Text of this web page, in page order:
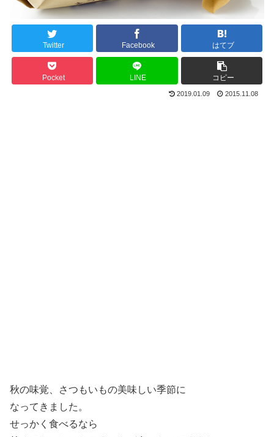
Twitter Facebook はてブ
Pocket LINE コピー
2019.01.09 2015.11.08
秋の味覚、さつもいもの美味しい季節に
なってきました。
せっかく食べるなら